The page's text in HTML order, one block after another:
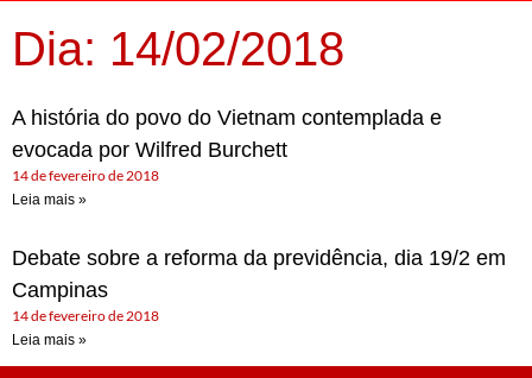
Dia: 14/02/2018
A história do povo do Vietnam contemplada e
evocada por Wilfred Burchett
14 de fevereiro de 2018
Leia mais »
Debate sobre a reforma da previdência, dia 19/2 em
Campinas
14 de fevereiro de 2018
Leia mais »